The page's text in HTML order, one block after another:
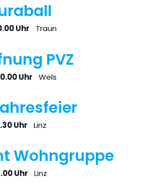
Uhr Traun
PVZ
Uhr Wels
Uhr Linz
Wohngruppe
Uhr Linz